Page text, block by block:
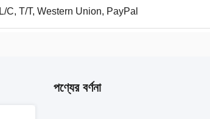
L/C, T/T, Western Union, PayPal
পণ্যের বর্ণনা